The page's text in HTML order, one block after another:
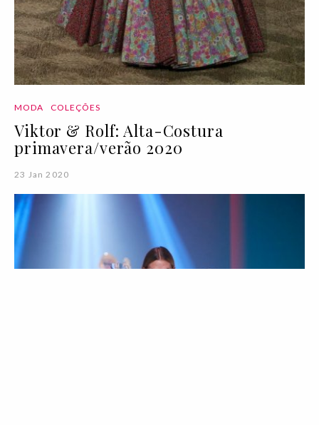
MODA COLEÇÕES
Viktor & Rolf: Alta-Costura
primavera/verão 2020
23 Jan 2020